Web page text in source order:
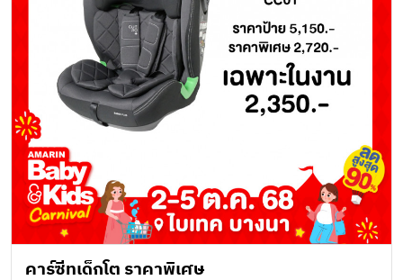
คาร์ซีทเด็กโต ราคาพิเศษ